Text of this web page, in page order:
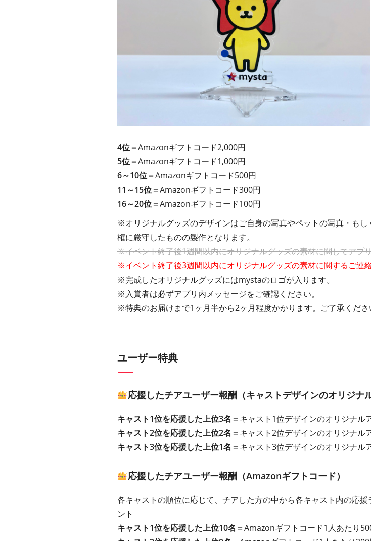
4位＝Amazonギフトコード2,000円
5位＝Amazonギフトコード1,000円
6～10位＝Amazonギフトコード500円
11～15位＝Amazonギフトコード300円
16～20位＝Amazonギフトコード100円
※オリジナルグッズのデザインはご自身の写真やペットの写真・も
権に厳守したものの製作となります。
※イベント終了後1週間以内にオリジナルグッズの素材に関してアプ
※イベント終了後3週間以内にオリジナルグッズの素材に関するご連
※完成したオリジナルグッズにはmystaのロゴが入ります。
※入賞者は必ずアプリ内メッセージをご確認ください。
※特典のお届けまで1ヶ月半から2ヶ月程度かかります。ご了承くださ
ユーザー特典
応援したチアユーザー報酬（キャストデザインのオリジナ
キャスト1位を応援した上位3名 ＝キャスト1位デザインのオリジナル
キャスト2位を応援した上位2名 ＝キャスト2位デザインのオリジナル
キャスト3位を応援した上位1名 ＝キャスト3位デザインのオリジナル
応援したチアユーザー報酬（Amazonギフトコード）
各キャストの順位に応じて、チアした方の中から各キャスト内の応
ント
キャスト1位を応援した上位10名 ＝Amazonギフトコード1人あたり